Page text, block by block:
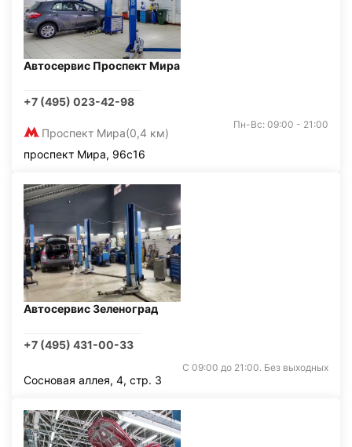
Автосервис Проспект Мира
+7 (495) 023-42-98
Проспект Мира(0,4 км)
Пн-Вс: 09:00 - 21:00
проспект Мира, 96с16
Автосервис Зеленоград
+7 (495) 431-00-33
С 09:00 до 21:00. Без выходных
Сосновая аллея, 4, стр. 3